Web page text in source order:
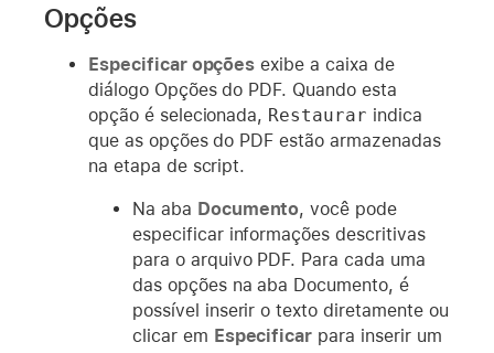
Opções
Especificar opções exibe a caixa de
diálogo Opções do PDF. Quando esta
opção é selecionada, Restaurar indica
que as opções do PDF estão armazenadas
na etapa de script.
Na aba Documento, você pode
especificar informações descritivas
para o arquivo PDF. Para cada uma
das opções na aba Documento, é
possível inserir o texto diretamente ou
clicar em Especificar para inserir um